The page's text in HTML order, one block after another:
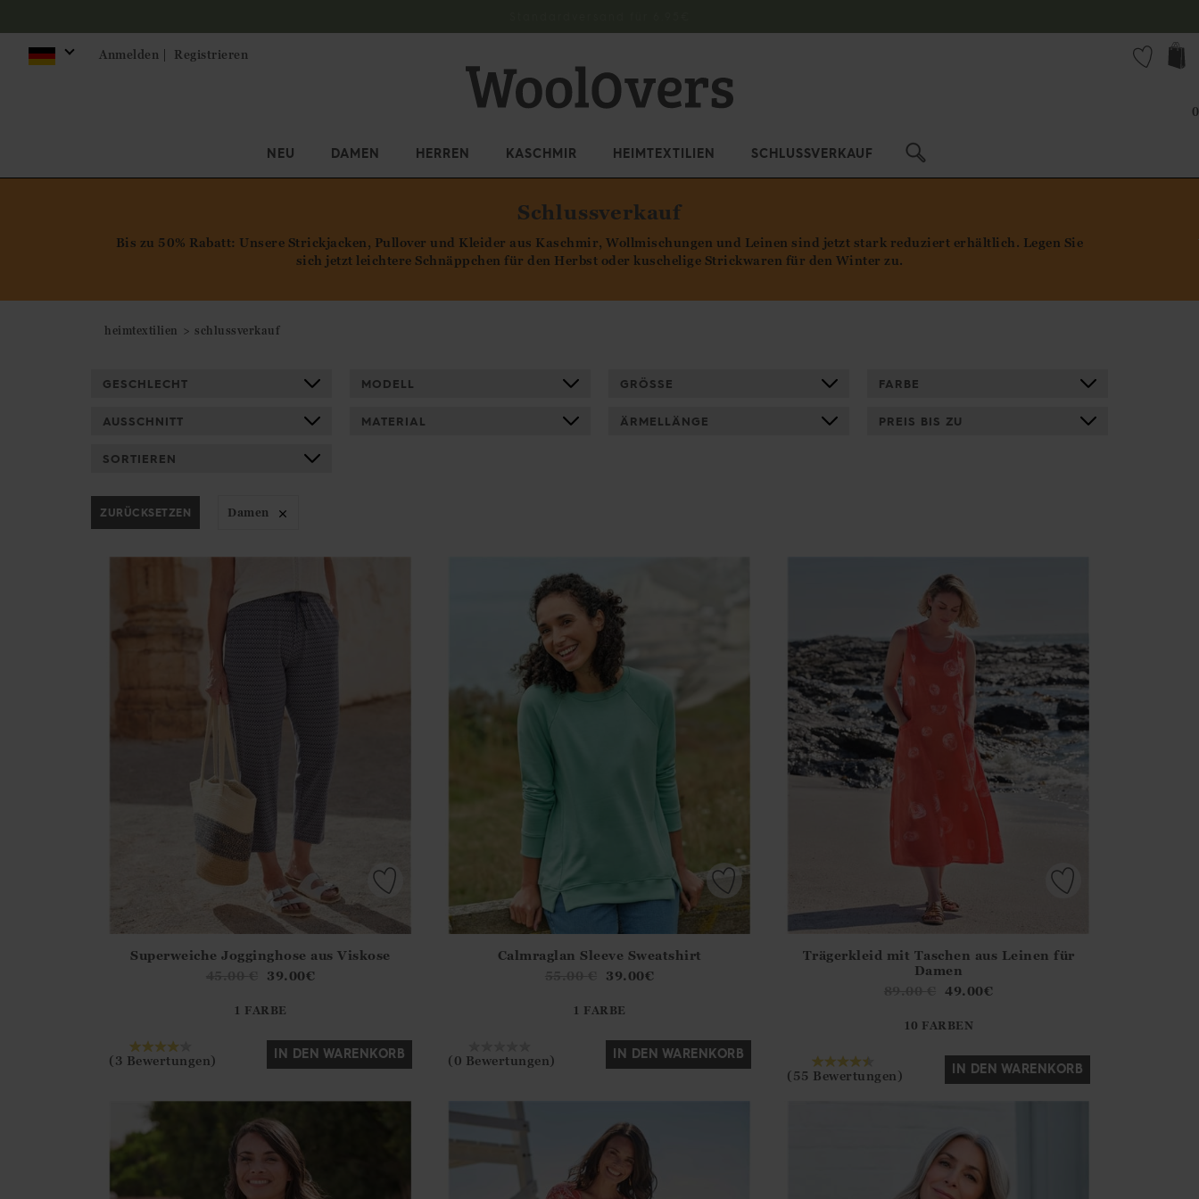
Anmelden | Registrieren
0
NEU DAMEN HERREN KASCHMIR HEIMTEXTILIEN SCHLUSSVERKAUF
Schlussverkauf
Bis zu 50% Rabatt: Unsere Strickjacken, Pullover und Kleider aus Kaschmir, Wollmischungen und Leinen sind jetzt stark reduziert erhältlich. Legen Sie
sich jetzt leichtere Schnäppchen für den Herbst oder kuschelige Strickwaren für den Winter zu.
heimtextilien schlussverkauf
GESCHLECHT MODELL GRÖSSE FARBE
AUSSCHNITT MATERIAL ÄRMELLÄNGE PREIS BIS ZU
SORTIEREN
ZURÜCKSETZEN Damen
Athena.Core.Domain.Models.ProductSizeModel?.Sizes?.FirstOrDefault()?.ExpectedDate
?? ""
Superweiche Jogginghose aus Viskose
39.00€
1 FARBE
(3 Bewertungen) IN DEN WARENKORB
Athena.Core.Domain.Models.ProductSizeModel?.Sizes?.FirstOrDefault()?.ExpectedDate
?? ""
Calmraglan Sleeve Sweatshirt
39.00€
1 FARBE
(0 Bewertungen) IN DEN WARENKORB
?? ""
Ja Nein
Trägerkleid mit Taschen aus Leinen für
Damen
49.00€
10 FARBEN
(55 Bewertungen) IN DEN WARENKORB